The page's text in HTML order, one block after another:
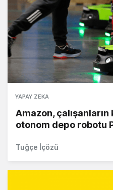
YAPAY ZEKA
Amazon,
otonom depo robotu
Tuğçe İçözü